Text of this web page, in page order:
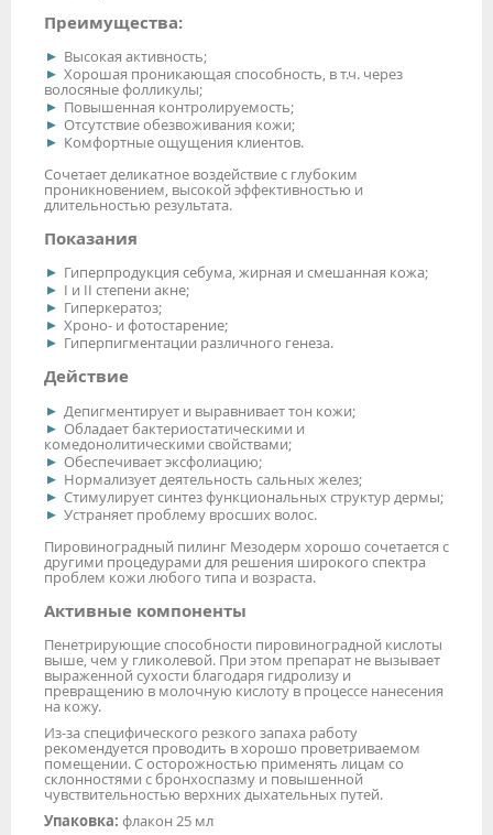
Преимущества:
Высокая активность;
Хорошая проникающая способность, в т.ч. через
волосяные фолликулы;
Повышенная контролируемость;
Отсутствие обезвоживания кожи;
Комфортные ощущения клиентов.
Сочетает деликатное воздействие с глубоким
проникновением, высокой эффективностью и
длительностью результата.
Показания
Гиперпродукция себума, жирная и смешанная кожа;
I и II степени акне;
Гиперкератоз;
Хроно- и фотостарение;
Гиперпигментации различного генеза.
Действие
Депигментирует и выравнивает тон кожи;
Обладает бактериостатическими и
комедонолитическими свойствами;
Обеспечивает эксфолиацию;
Нормализует деятельность сальных желез;
Стимулирует синтез функциональных структур дермы;
Устраняет проблему вросших волос.
Пировиноградный пилинг Мезодерм хорошо сочетается с
другими процедурами для решения широкого спектра
проблем кожи любого типа и возраста.
Активные компоненты
Пенетрирующие способности пировиноградной кислоты
выше, чем у гликолевой. При этом препарат не вызывает
выраженной сухости благодаря гидролизу и
превращению в молочную кислоту в процессе нанесения
на кожу.
Из-за специфического резкого запаха работу
рекомендуется проводить в хорошо проветриваемом
помещении. С осторожностью применять лицам со
склонностями с бронхоспазму и повышенной
чувствительностью верхних дыхательных путей.
Упаковка: флакон 25 мл